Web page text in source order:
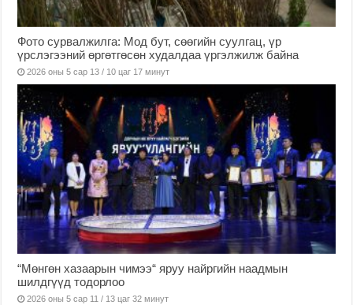
Фото сурвалжилга: Мод бут, сөөгийн суулгац, үр
үрслэгээний өргөтгөсөн худалдаа үргэлжилж байна
2026 оны 5 сар 13 / 10 цаг 17 минут
“Мөнгөн хазаарын чимээ“ яруу найргийн наадмын
шилдгүүд тодорлоо
2026 оны 5 сар 11 / 13 цаг 32 минут